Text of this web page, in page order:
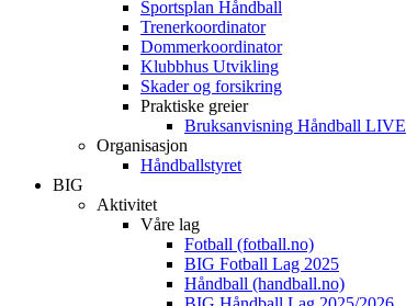
Sportsplan Håndball
Trenerkoordinator
Dommerkoordinator
Klubbhus Utvikling
Skader og forsikring
Praktiske greier
Bruksanvisning Håndball LIVE
Organisasjon
Håndballstyret
BIG
Aktivitet
Våre lag
Fotball (fotball.no)
BIG Fotball Lag 2025
Håndball (handball.no)